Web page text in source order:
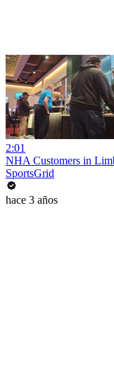
2:01
NHA Customers in
SportsGrid
hace 3 años